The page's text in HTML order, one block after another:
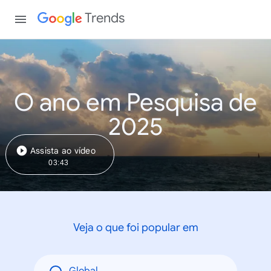
Trends
O ano em Pesquisa de
2025
Assista ao vídeo
03:43
Veja o que foi popular em